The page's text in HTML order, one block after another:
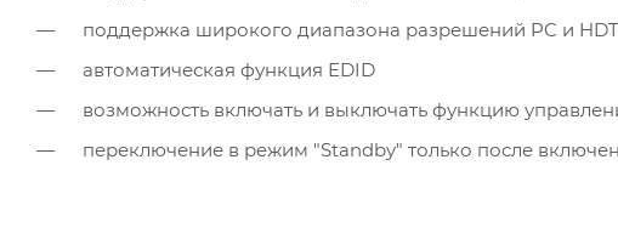
поддержка широкого диапазона разрешений PC и
автоматическая функция EDID
возможность включать и выключать функцию
переключение в режим "Standby" только после